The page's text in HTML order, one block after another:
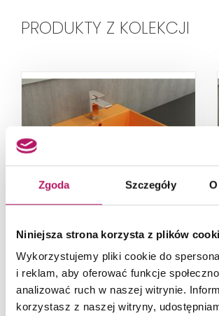
Zgoda Szczegóły
Niniejsza strona korzysta z plików
Wykorzystujemy pliki cookie do
i reklam, aby oferować funkcje
analizować ruch w naszej witrynie.
korzystasz z naszej witryny,
PRODUKTY Z KOLEKCJI
Bocchi Milano 1216-021-
Umywalka
meblowa/nablatowa/wisząca,
50 cm, Glossy Tangerine